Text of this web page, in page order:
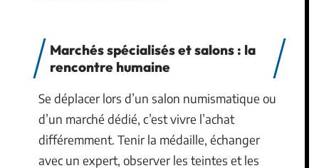
Marchés spécialisés et salons : la
rencontre humaine
Se déplacer lors d’un salon numismatique ou
d’un marché dédié, c’est vivre l’achat
différemment. Tenir la médaille, échanger
avec un expert, observer les teintes et les